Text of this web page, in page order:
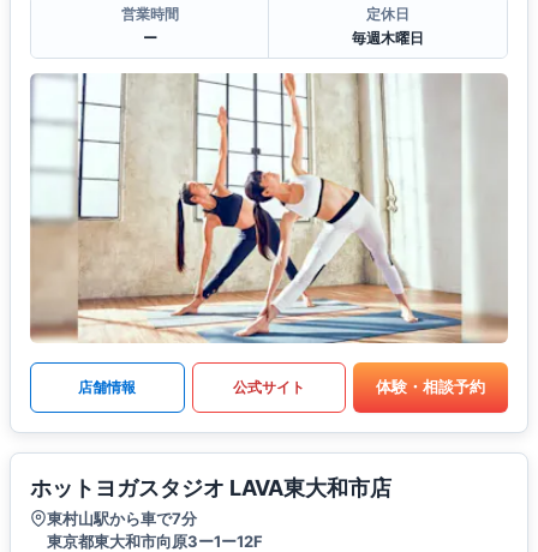
営業時間
ー
定休日
毎週木曜日
店舗情報 公式サイト 体験・相談予約
ホットヨガスタジオ LAVA東大和市店
東村山駅から車で7分
東京都東大和市向原3ー1ー12F